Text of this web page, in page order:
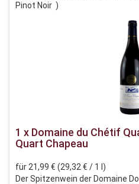
Pinot Noir )
1 x Domaine du Chétif
Quart Chapeau
für 21,99 € (29,32 € / 1 l)
Der Spitzenwein der Domaine